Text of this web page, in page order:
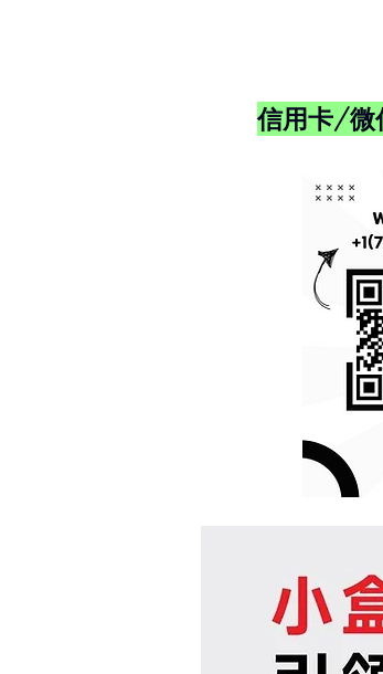
信用卡/微